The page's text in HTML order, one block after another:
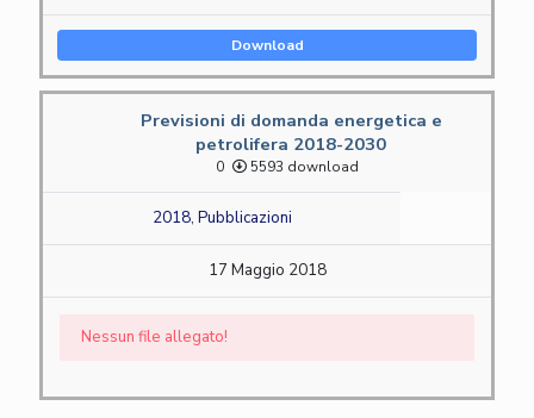
Download
Previsioni di domanda energetica e
petrolifera 2018-2030
0 5593 download
2018, Pubblicazioni
17 Maggio 2018
Nessun file allegato!